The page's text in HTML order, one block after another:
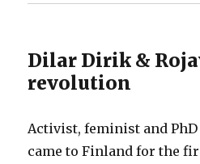
Dilar Dirik &
revolution
Activist, feminist and
came to Finland for the